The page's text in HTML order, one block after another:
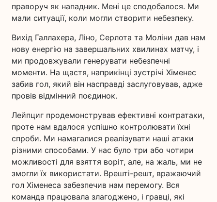
праворуч як нападник. Мені це сподобалося. Ми
мали ситуації, коли могли створити небезпеку.
Вихід Галлахера, Ліно, Серлота та Моліни дав нам
нову енергію на завершальних хвилинах матчу, і
ми продовжували генерувати небезпечні
моменти. На щастя, наприкінці зустрічі Хіменес
забив гол, який він насправді заслуговував, адже
провів відмінний поєдинок.
Лейпциг продемонстрував ефективні контратаки,
проте нам вдалося успішно контролювати їхні
спроби. Ми намагалися реалізувати наші атаки
різними способами. У нас було три або чотири
можливості для взяття воріт, але, на жаль, ми не
змогли їх використати. Врешті-решт, вражаючий
гол Хіменеса забезпечив нам перемогу. Вся
команда працювала злагоджено, і гравці, які